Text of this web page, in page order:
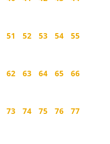
51 52 53 54 55
62 63 64 65 66
73 74 75 76 77